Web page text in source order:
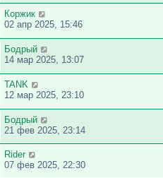
Коржик
02 апр 2025, 15:46
Бодрый
14 мар 2025, 13:07
TANK
12 мар 2025, 23:10
Бодрый
21 фев 2025, 23:14
Rider
07 фев 2025, 22:30